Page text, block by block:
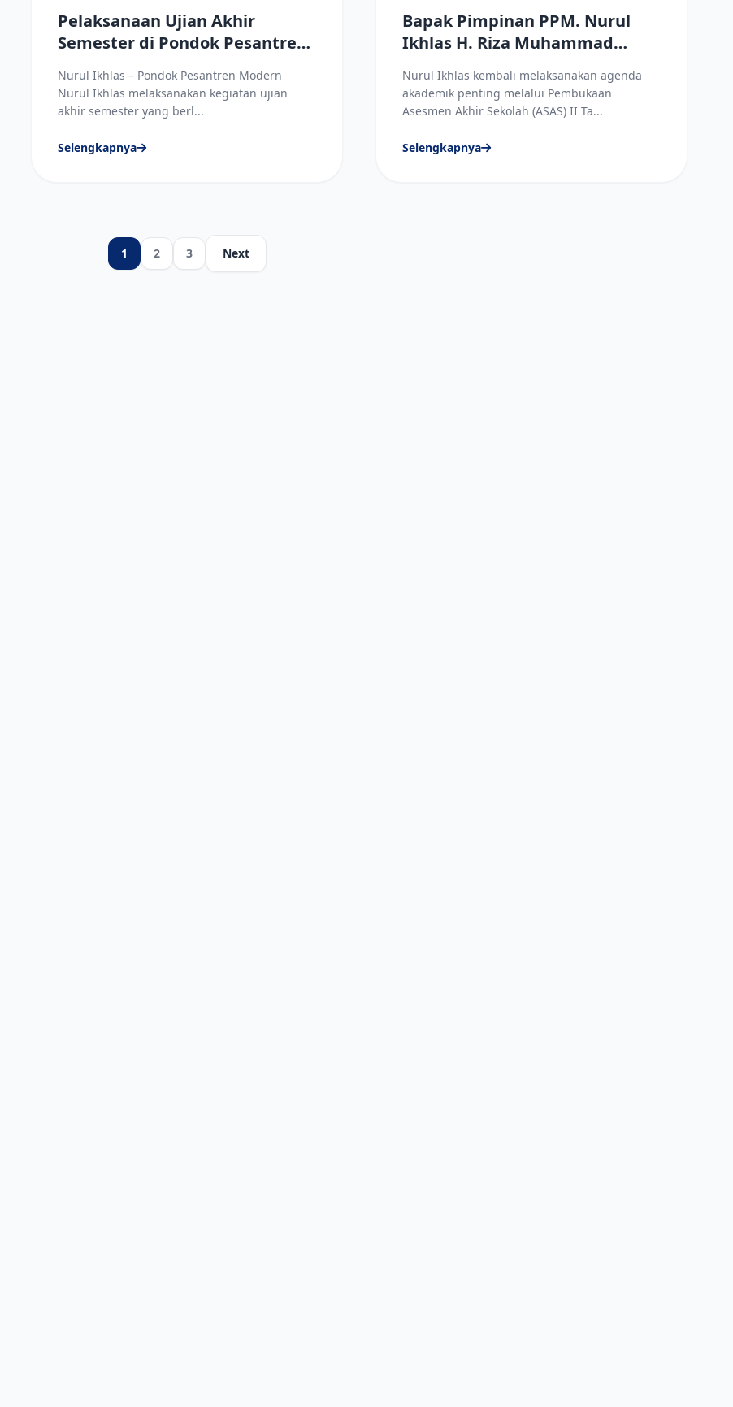
Pelaksanaan Ujian Akhir
Semester di Pondok Pesantren
Tertib dan Lancar
Nurul Ikhlas – Pondok Pesantren Modern
Nurul Ikhlas melaksanakan kegiatan ujian
akhir semester yang berl...
Selengkapnya
Bapak Pimpinan PPM. Nurul
Ikhlas H. Riza Muhammad
Tahun Ajaran 2025/2026
Nurul Ikhlas kembali melaksanakan agenda
akademik penting melalui Pembukaan
Asesmen Akhir Sekolah (ASAS) II Ta...
Selengkapnya
1 2 3 Next